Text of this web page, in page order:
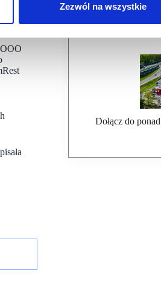
Zezwól na wszystkie
Dołącz do